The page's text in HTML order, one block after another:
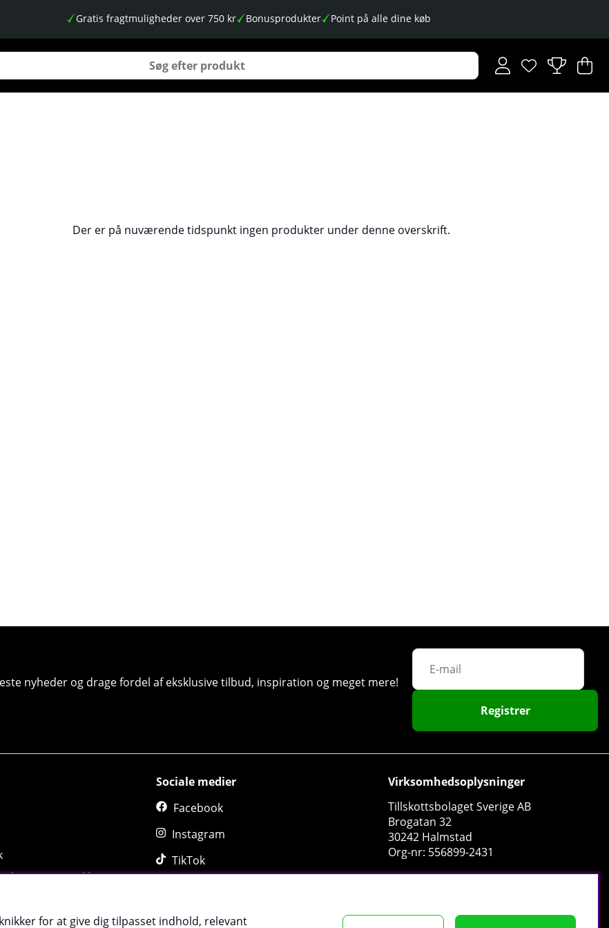
Gratis fragtmuligheder over 750 kr Bonusprodukter Point på alle dine køb
Ønskeliste
Antal på
.
.
Der er på nuværende tidspunkt ingen produkter under denne overskrift.
nyheder og drage fordel af eksklusive tilbud, inspiration og meget mere!
Registrer
og Reklamation
Sociale medier
Facebook
Instagram
TikTok
Virksomhedsoplysninger
Tillskottsbolaget Sverige AB
Brogatan 32
30242 Halmstad
Org-nr: 556899-2431
for at give dig tilpasset indhold, relevant